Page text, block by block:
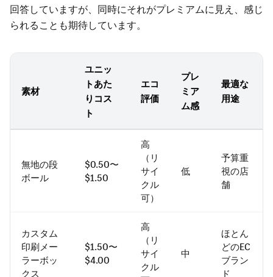
回答していますが、同時にそれがプレミアムに見え、感じ
られることも期待しています。
素材
ユニッ
トあた
りコス
ト
エコ
評価
プレ
ミア
ム感
最適な
用途
無地の段
ボール
$0.50〜
$1.50
高
（リ
サイ
クル
可）
低
予算重
視の店
舗
カスタム
印刷メー
ラーボッ
クス
$1.50〜
$4.00
高
（リ
サイ
クル
中
ほとん
どのEC
ブラン
ド